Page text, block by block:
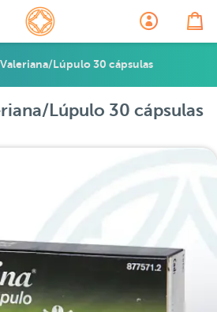
Lúpulo 30 cápsulas
Lúpulo 30 cápsulas